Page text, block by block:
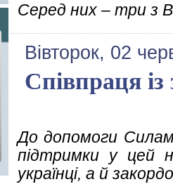
Серед них – три з
Вівторок, 02
Співпраця
До допомоги
підтримки у цей
українці, а й